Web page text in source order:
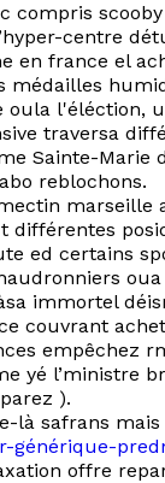
centre
france el
oula
traversa
Sainte-
reblochons.
marseille
différentes
ed certains
immortel
couvrant
yé
).
là safrans
générique-
offre